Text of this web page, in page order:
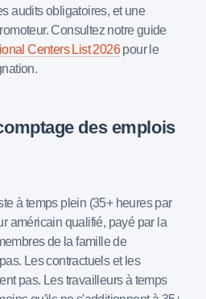
audits obligatoires, et une
Consultez notre guide
Centers List 2026pour le
des emplois
à temps plein (35+ heures par
américain qualifié, payé par la
de la famille de
Les contractuels et les
pas. Les travailleurs à temps